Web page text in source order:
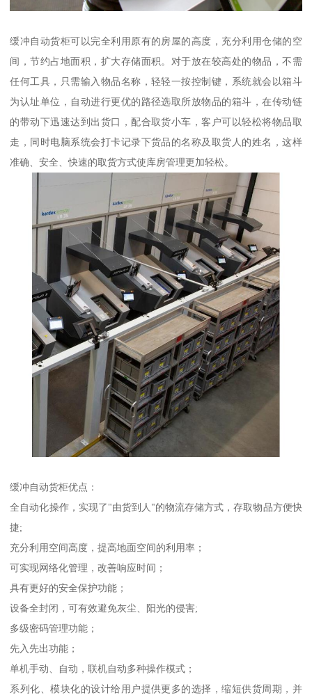
缓冲自动货柜可以完全利用原有的房屋的高度，充分利用仓储的空
间，节约占地面积，扩大存储面积。对于放在较高处的物品，不需
任何工具，只需输入物品名称，轻轻一按控制键，系统就会以箱斗
为认址单位，自动进行更优的路径选取所放物品的箱斗，在传动链
的带动下迅速达到出货口，配合取货小车，客户可以轻松将物品取
走，同时电脑系统会打卡记录下货品的名称及取货人的姓名，这样
准确、安全、快速的取货方式使库房管理更加轻松。
缓冲自动货柜优点：
全自动化操作，实现了"由货到人"的物流存储方式，存取物品方便快
捷;
充分利用空间高度，提高地面空间的利用率；
可实现网络化管理，改善响应时间；
具有更好的安全保护功能；
设备全封闭，可有效避免灰尘、阳光的侵害;
多级密码管理功能；
先入先出功能；
单机手动、自动，联机自动多种操作模式；
系列化、模块化的设计给用户提供更多的选择，缩短供货周期，并